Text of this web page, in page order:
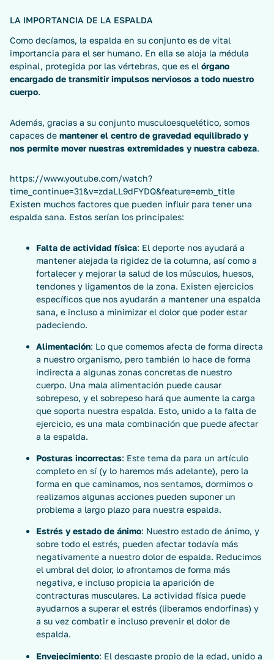
LA IMPORTANCIA DE LA ESPALDA
Como decíamos, la espalda en su conjunto es de vital
importancia para el ser humano. En ella se aloja la médula
espinal, protegida por las vértebras, que es el órgano
encargado de transmitir impulsos nerviosos a todo nuestro
cuerpo.
Además, gracias a su conjunto musculoesquelético, somos
capaces de mantener el centro de gravedad equilibrado y
nos permite mover nuestras extremidades y nuestra cabeza.
https://www.youtube.com/watch?
time_continue=31&v=zdaLL9dFYDQ&feature=emb_title
Existen muchos factores que pueden influir para tener una
espalda sana. Estos serían los principales:
Falta de actividad física: El deporte nos ayudará a
mantener alejada la rigidez de la columna, así como a
fortalecer y mejorar la salud de los músculos, huesos,
tendones y ligamentos de la zona. Existen ejercicios
específicos que nos ayudarán a mantener una espalda
sana, e incluso a minimizar el dolor que poder estar
padeciendo.
Alimentación: Lo que comemos afecta de forma directa
a nuestro organismo, pero también lo hace de forma
indirecta a algunas zonas concretas de nuestro
cuerpo. Una mala alimentación puede causar
sobrepeso, y el sobrepeso hará que aumente la carga
que soporta nuestra espalda. Esto, unido a la falta de
ejercicio, es una mala combinación que puede afectar
a la espalda.
Posturas incorrectas: Este tema da para un artículo
completo en sí (y lo haremos más adelante), pero la
forma en que caminamos, nos sentamos, dormimos o
realizamos algunas acciones pueden suponer un
problema a largo plazo para nuestra espalda.
Estrés y estado de ánimo: Nuestro estado de ánimo, y
sobre todo el estrés, pueden afectar todavía más
negativamente a nuestro dolor de espalda. Reducimos
el umbral del dolor, lo afrontamos de forma más
negativa, e incluso propicia la aparición de
contracturas musculares. La actividad física puede
ayudarnos a superar el estrés (liberamos endorfinas) y
a su vez combatir e incluso prevenir el dolor de
espalda.
Envejecimiento: El desgaste propio de la edad, unido a